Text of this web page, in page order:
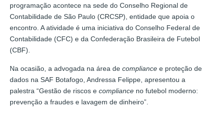
programação acontece na sede do Conselho Regional de
Contabilidade de São Paulo (CRCSP), entidade que apoia o
encontro. A atividade é uma iniciativa do Conselho Federal de
Contabilidade (CFC) e da Confederação Brasileira de Futebol
(CBF).
Na ocasião, a advogada na área de compliance e proteção de
dados na SAF Botafogo, Andressa Felippe, apresentou a
palestra “Gestão de riscos e compliance no futebol moderno:
prevenção a fraudes e lavagem de dinheiro”.